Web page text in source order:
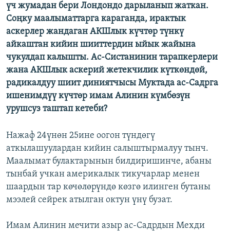
ЭЕ/АРнун бардык сайттары
үч жумадан бери Лондондо дарыланып жаткан.
Соңку маалыматтарга караганда, ирактык
аскерлер жандаган АКШлык күчтөр түнкү
айкаштан кийин шииттердин ыйык жайына
чукулдап калышты. Ас-Систанинин тарапкерлери
жана АКШлык аскерий жетекчилик күткөндөй,
радикалдуу шиит диниятчысы Муктада ас-Садрга
ишенимдүү күчтөр имам Алинин күмбөзүн
урушсуз таштап кетеби?
Нажаф 24үнөн 25ине оогон түндөгү
аткылашуулардан кийин салыштырмалуу тынч.
Маалымат булактарынын билдиришинче, абаны
тынбай учкан америкалык тикучарлар менен
шаардын тар көчөлөрүндө көзгө илинген бутаны
мээлей сейрек атылган октун үнү бузат.
Имам Алинин мечити азыр ас-Садрдын Мехди